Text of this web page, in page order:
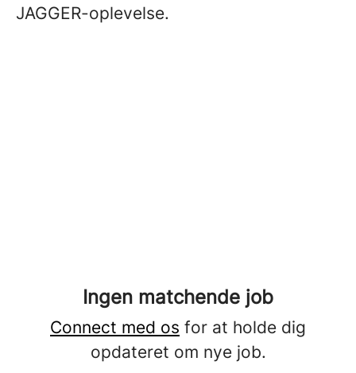
JAGGER-oplevelse.
Ingen matchende job
Connect med os for at holde dig
opdateret om nye job.